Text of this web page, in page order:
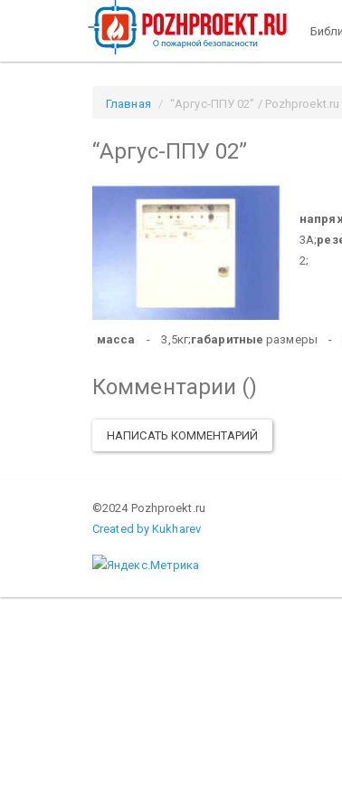
Главная “Аргус-ППУ 02” / Pozhproekt.ru
“Аргус-ППУ 02”
3А;
2;
масса - 3,5кг;габаритные размеры -
Комментарии ()
НАПИСАТЬ КОММЕНТАРИЙ
©2024 Pozhproekt.ru
Created by Kukharev